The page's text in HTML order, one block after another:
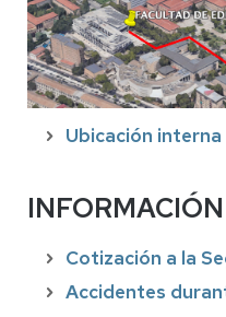
Ubicación interna
Cotización a la
Accidentes